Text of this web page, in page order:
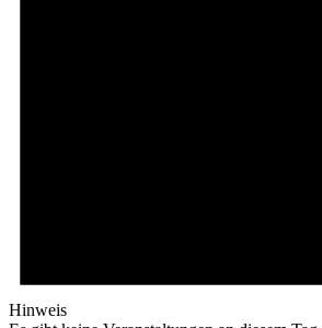
Hinweis